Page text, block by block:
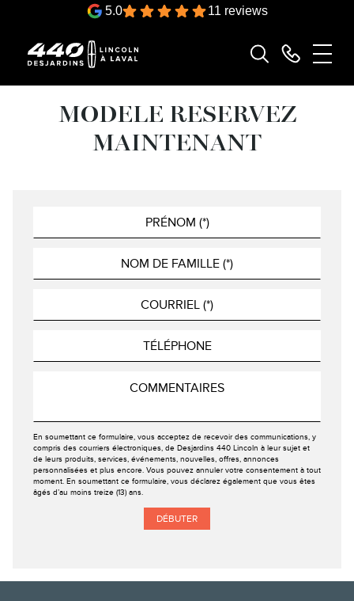
5.0 11 reviews
MODELE RESERVEZ
MAINTENANT
En soumettant ce formulaire, vous acceptez de recevoir des communications, y
compris des courriers électroniques, de Desjardins 440 Lincoln à leur sujet et
de leurs produits, services, événements, nouvelles, offres, annonces
personnalisées et plus encore. Vous pouvez annuler votre consentement à tout
moment. En soumettant ce formulaire, vous déclarez également que vous êtes
âgés d’au moins treize (13) ans.